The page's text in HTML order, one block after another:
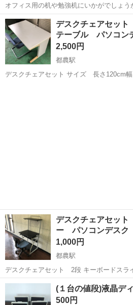
オフィス用の机や勉強机にいかがでしょう
宮崎 宮崎市 宮崎駅 オフィス
デスクチェアセッ
テーブル パソコ
2,500円
都農駅
デスクチェアセット サイズ 長さ120cm幅 70cm 高さ 70cm 配線
デスクチェアセッ
ー パソコンデス
…
1,000円
都農駅
デスクチェアセット 2段 キーボードスライダー付
対応可能です 椅子、破れ汚れあります ノ
宮崎 児湯郡 都農駅 オフィス用
(１台の値段)液晶デ
500円